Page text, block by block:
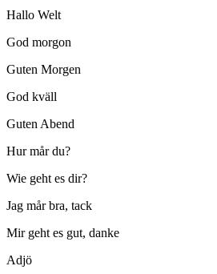
Hallo Welt
God morgon
Guten Morgen
God kväll
Guten Abend
Hur mår du?
Wie geht es dir?
Jag mår bra, tack
Mir geht es gut, danke
Adjö